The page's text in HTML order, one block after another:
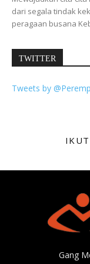
dari segala tindak
peragaan busana
TWITTER
Tweets by
Gang